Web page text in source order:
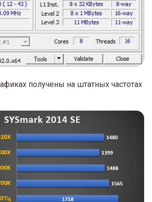
получены на штатных частотах